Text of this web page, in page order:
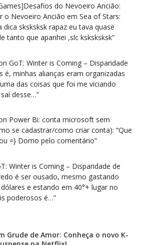
do Nevoeiro Ancião:
o Nevoeiro Ancião em Sea of Stars:
dica sksksksk rapaz eu tava quase
tanto que apanhei ,slc ksksksksk”
GoT: Winter is Coming – Disparidade
é, minhas alianças eram organizadas
das coisas que foi me viciando
desse…”
Power Bi: conta microsoft sem
se cadastrar/como criar conta): “Que
=} Domo pelo comentário”
Winter is Coming – Disparidade de
é ser ousado, mesmo gastando
e estando em 40°+ lugar no
poderosos é…”
Grude de Amor: Conheça o novo K-